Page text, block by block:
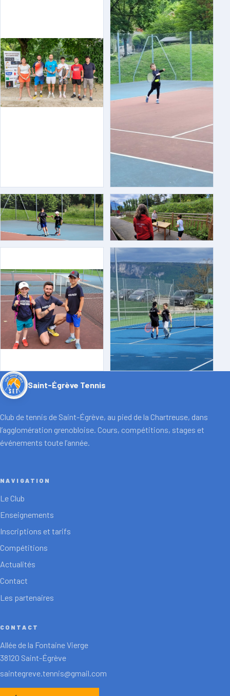
Saint-Égrève Tennis
Club de tennis de Saint-Égrève, au pied de la Chartreuse, dans
l’agglomération grenobloise. Cours, compétitions, stages et
événements toute l’année.
NAVIGATION
Le Club
Enseignements
Inscriptions et tarifs
Compétitions
Actualités
Contact
Les partenaires
CONTACT
Allée de la Fontaine Vierge
38120 Saint-Égrève
saintegreve.tennis@gmail.com